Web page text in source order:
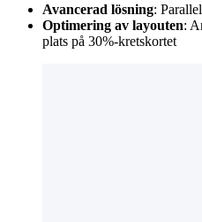
Avancerad lösning:
Optimering av layouten:
plats på 30%-kretskortet